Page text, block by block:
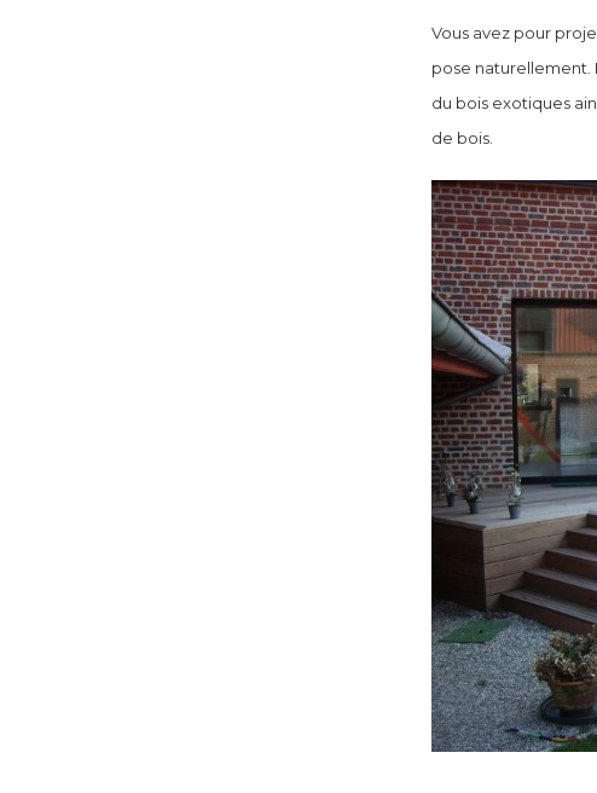
Vous avez pour
pose naturellement.
du bois exotiques
de bois.